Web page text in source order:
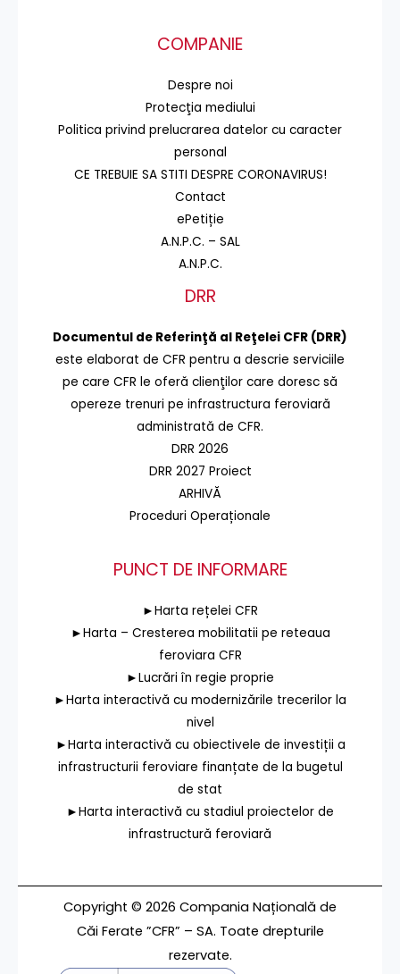
COMPANIE
Despre noi
Protecţia mediului
Politica privind prelucrarea datelor cu caracter
personal
CE TREBUIE SA STITI DESPRE CORONAVIRUS!
Contact
ePetiție
A.N.P.C. – SAL
A.N.P.C.
DRR
Documentul de Referinţă al Reţelei CFR (DRR)
este elaborat de CFR pentru a descrie serviciile
pe care CFR le oferă clienţilor care doresc să
opereze trenuri pe infrastructura feroviară
administrată de CFR.
DRR 2026
DRR 2027 Proiect
ARHIVĂ
Proceduri Operaționale
PUNCT DE INFORMARE
►Harta rețelei CFR
►Harta – Cresterea mobilitatii pe reteaua
feroviara CFR
►Lucrări în regie proprie
►Harta interactivă cu modernizările trecerilor la
nivel
►Harta interactivă cu obiectivele de investiții a
infrastructurii feroviare finanțate de la bugetul
de stat
►Harta interactivă cu stadiul proiectelor de
infrastructură feroviară
Copyright © 2026 Compania Națională de
Căi Ferate ”CFR” – SA. Toate drepturile
rezervate.